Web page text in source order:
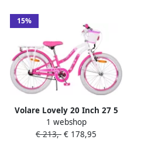
15%
Volare Lovely 20 Inch 27 5
cm Meisjes Terugtraprem
Roze Wit
1 webshop
€ 213,- € 178,95